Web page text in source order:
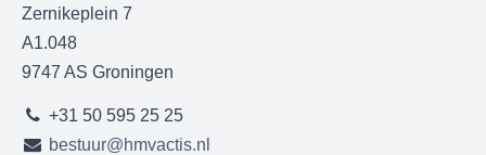
Zernikeplein 7
A1.048
9747 AS Groningen
+31 50 595 25 25
bestuur@hmvactis.nl